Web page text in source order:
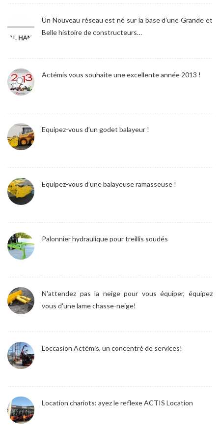
Un Nouveau réseau est né sur la base d’une Grande et
Belle histoire de constructeurs…
Actémis vous souhaite une excellente année 2013 !
Equipez-vous d’un godet balayeur !
Equipez-vous d’une balayeuse ramasseuse !
Palonnier hydraulique pour treillis soudés
N'attendez pas la neige pour vous équiper, équipez
vous d'une lame chasse-neige!
L'occasion Actémis, un concentré de services!
Location chariots: ayez le reflexe ACTIS Location